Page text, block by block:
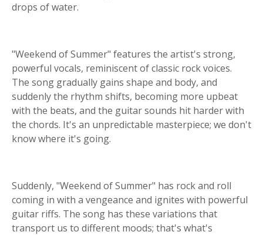
drops of water.
"Weekend of Summer" features the artist's strong,
powerful vocals, reminiscent of classic rock voices.
The song gradually gains shape and body, and
suddenly the rhythm shifts, becoming more upbeat
with the beats, and the guitar sounds hit harder with
the chords. It's an unpredictable masterpiece; we don't
know where it's going.
Suddenly, "Weekend of Summer" has rock and roll
coming in with a vengeance and ignites with powerful
guitar riffs. The song has these variations that
transport us to different moods; that's what's